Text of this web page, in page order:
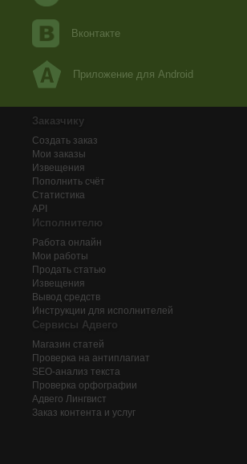
Вконтакте
Приложение для Android
Заказчику
Создать заказ
Мои заказы
Извещения
Пополнить счёт
Статистика
API
Исполнителю
Работа онлайн
Мои работы
Продать статью
Извещения
Вывод средств
Инструкции для исполнителей
Сервисы Адвего
Магазин статей
Проверка на антиплагиат
SEO-анализ текста
Проверка орфографии
Адвего Лингвист
Заказ контента и услуг